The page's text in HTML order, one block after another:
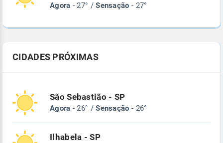
Agora - 27° /Sensação - 27°
CIDADES PRÓXIMAS
São Sebastião - SP
Agora - 26° /Sensação - 26°
Ilhabela - SP